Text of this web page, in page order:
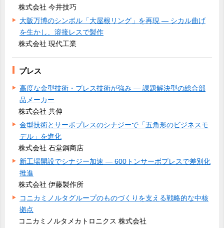
株式会社 今井技巧
大阪万博のシンボル「大屋根リング」を再現 ― シカル曲げ
を生かし、溶接レスで製作
株式会社 現代工業
プレス
高度な金型技術・プレス技術が強み ― 課題解決型の総合部
品メーカー
株式会社 共伸
金型技術とサーボプレスのシナジーで「五角形のビジネスモ
デル」を進化
株式会社 石堂鋼商店
新工場開設でシナジー加速 ― 600トンサーボプレスで差別化
推進
株式会社 伊藤製作所
コニカミノルタグループのものづくりを支える戦略的な中核
拠点
コニカミノルタメカトロニクス 株式会社